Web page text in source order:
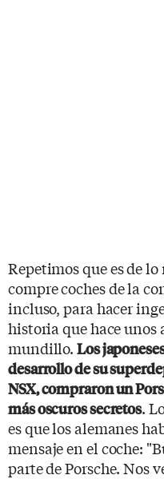
Repetimos que es de
compre coches de la
incluso, para hacer
historia que hace unos
mundillo.Los
desarrollo de su
NSX, compraron un
más oscuros secretos.
es que los alemanes
mensaje en el coche:
parte de Porsche. Nos